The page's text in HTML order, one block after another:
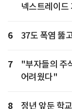
넥스트레이드
6 37도 폭염 뚫
7
"부자들의 주
어려웠다"
8
정년 앞둔 학